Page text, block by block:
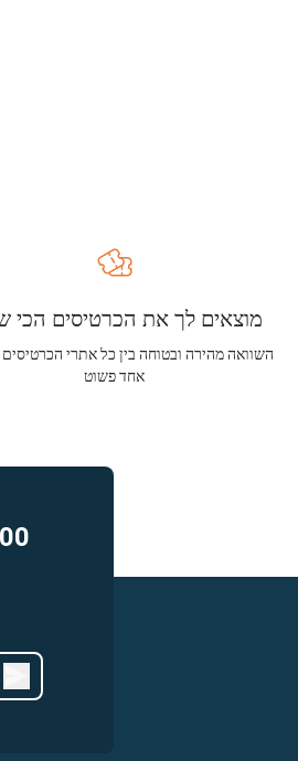
מוצאים לך את הכרטיסים הכי
השוואה מהירה ובטוחה בין כל אתרי
אחד פשוט